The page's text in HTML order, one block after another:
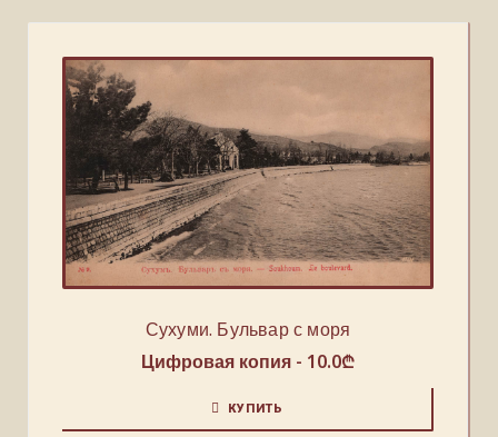
Сухуми. Бульвар с моря
Цифровая копия - 10.0₾
КУПИТЬ